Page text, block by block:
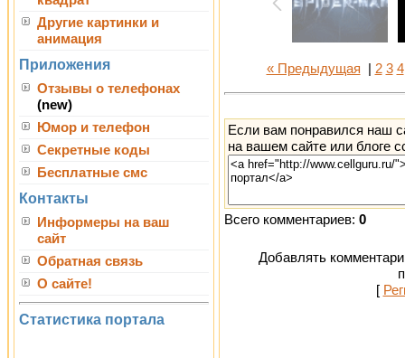
Другие картинки и
анимация
Приложения
Отзывы о телефонах
(new)
Юмор и телефон
Секретные коды
Бесплатные смс
Контакты
Информеры на ваш
сайт
Обратная связь
О сайте!
Статистика портала
« Предыдущая 2 3 4
Если вам понравился наш
на вашем сайте или блоге
Всего комментариев: 0
Добавлять
[